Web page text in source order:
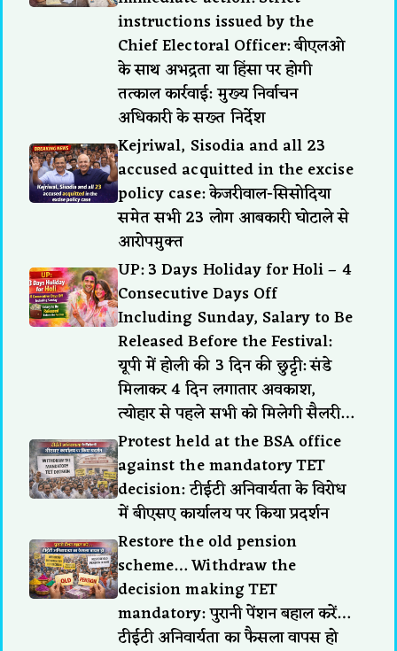
instructions issued by the
Chief Electoral Officer: बीएलओ
के साथ अभद्रता या हिंसा पर होगी
तत्काल कार्रवाई: मुख्य निर्वाचन
अधिकारी के सख्त निर्देश
Kejriwal, Sisodia and all 23
accused acquitted in the excise
policy case: केजरीवाल-सिसोदिया
समेत सभी 23 लोग आबकारी घोटाले से
आरोपमुक्त
UP: 3 Days Holiday for Holi – 4
Consecutive Days Off
Including Sunday, Salary to Be
Released Before the Festival:
यूपी में होली की 3 दिन की छुट्टी: संडे
मिलाकर 4 दिन लगातार अवकाश,
त्योहार से पहले सभी को मिलेगी सैलरी…
Protest held at the BSA office
against the mandatory TET
decision: टीईटी अनिवार्यता के विरोध
में बीएसए कार्यालय पर किया प्रदर्शन
Restore the old pension
scheme… Withdraw the
decision making TET
mandatory: पुरानी पेंशन बहाल करें…
टीईटी अनिवार्यता का फैसला वापस हो